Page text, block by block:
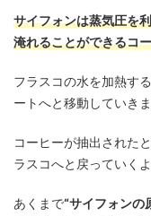
サイフォンは蒸気圧を
淹れることができるコ
フラスコの水を加熱す
ートへと移動していきま
コーヒーが抽出された
ラスコへと戻っていく
あくまで“サイフォンの